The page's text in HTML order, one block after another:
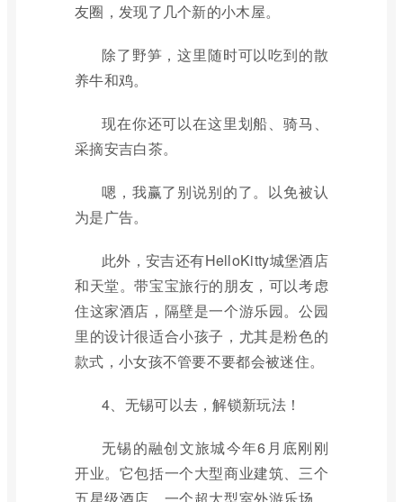
友圈，发现了几个新的小木屋。
除了野笋，这里随时可以吃到的散
养牛和鸡。
现在你还可以在这里划船、骑马、
采摘安吉白茶。
嗯，我赢了别说别的了。以免被认
为是广告。
此外，安吉还有HelloKitty城堡酒店
和天堂。带宝宝旅行的朋友，可以考虑
住这家酒店，隔壁是一个游乐园。公园
里的设计很适合小孩子，尤其是粉色的
款式，小女孩不管要不要都会被迷住。
4、无锡可以去，解锁新玩法！
无锡的融创文旅城今年6月底刚刚
开业。它包括一个大型商业建筑、三个